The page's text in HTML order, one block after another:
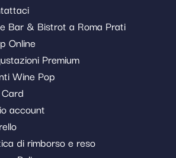
Bar & Bistrot a Roma Prati
Online
Premium
Wine Pop
account
di rimborso e reso